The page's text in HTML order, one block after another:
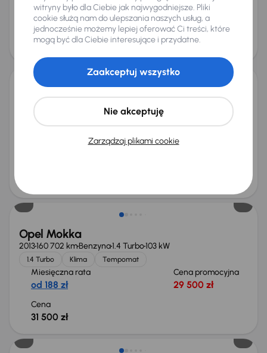
od 274 zł 43 000 zł
Najniższa cena z 30 dni przed
obniżką
48 000 zł
Cena po obniżce
46 000 zł
Opel Mokka
2014 Benzyna 1.4 Turbo103 kW
1.4 Turbo Klima Tempomat Parktronic
Miesięczna rata Cena promocyjna
33 500 zł
Opel Mokka
2013160 702 kmBenzyna1.4 Turbo103 kW
1.4 Turbo Klima Tempomat
Miesięczna rata
od 188 zł
Cena promocyjna
29 500 zł
Cena
31 500 zł
Taniej o 1 000 zł
witryny było dla Ciebie jak najwygodniejsze. Pliki
cookie służą nam do ulepszania naszych usług, a
jednocześnie możemy lepiej oferować Ci treści, które
mogą być dla Ciebie interesujące i przydatne.
Zarządzaj plikami cookie
Nie akceptuję
Zaakceptuj wszystko